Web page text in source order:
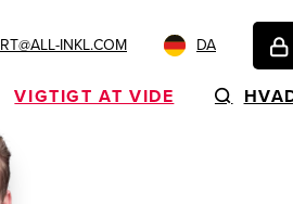
INKL.COM DA
VIGTIGT AT VIDE